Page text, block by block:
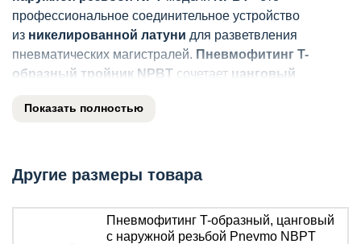
профессиональное соединительное устройство
из никелированной латуни для разветвления
пневматических магистралей. Пневмофитинг T-
образный тройник NPBT сочетает цанговый
NPT, обеспечивая надежное трехстороннее
коррозионной стойкостью и длительным сроком
Ключевые преимущества:
Показать полностью
Другие размеры товара
Пневмофитинг T-образный, цанговый
с наружной резьбой Pnevmo NBPT